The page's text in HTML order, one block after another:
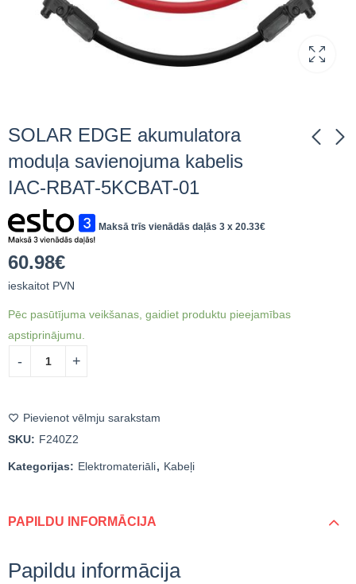
SOLAR EDGE akumulatora
moduļa savienojuma kabelis
IAC-RBAT-5KCBAT-01
668.53€
1-phase T2 /
36.98
Maksā trīs vienādās daļās 3 x 20.33€
60.98€
ieskaitot PVN
Pēc pasūtījuma veikšanas, gaidiet produktu pieejamības
apstiprinājumu.
Pievienot vēlmju sarakstam
SKU: F240Z2
Kategorijas: Elektromateriāli, Kabeļi
PAPILDU INFORMĀCIJA
Papildu informācija